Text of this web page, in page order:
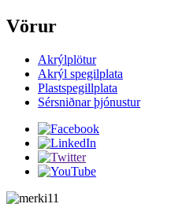
Vörur
Akrýlplötur
Akrýl spegilplata
Plastspegillplata
Sérsniðnar þjónustur